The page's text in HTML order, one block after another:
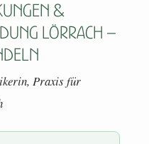
&
Lörrach –
Praxis für